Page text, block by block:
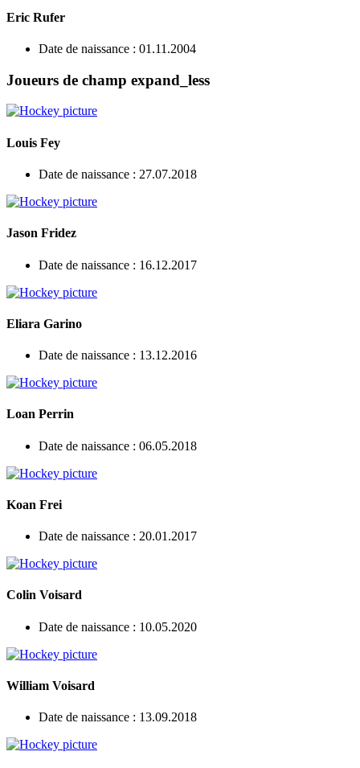
Eric Rufer
Date de naissance : 01.11.2004
Joueurs de champ expand_less
Louis Fey
Date de naissance : 27.07.2018
Jason Fridez
Date de naissance : 16.12.2017
Eliara Garino
Date de naissance : 13.12.2016
Loan Perrin
Date de naissance : 06.05.2018
Koan Frei
Date de naissance : 20.01.2017
Colin Voisard
Date de naissance : 10.05.2020
William Voisard
Date de naissance : 13.09.2018